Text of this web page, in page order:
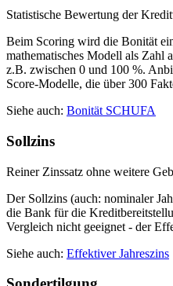
Statistische Bewertung der
Beim Scoring wird die Bonität
mathematisches Modell als Zahl
z.B. zwischen 0 und 100 %.
Score-Modelle, die über 300
Siehe auch: Bonität SCHUFA
Sollzins
Reiner Zinssatz ohne weitere
Der Sollzins (auch: nominaler
die Bank für die
Vergleich nicht geeignet - der
Siehe auch: Effektiver Jahreszins